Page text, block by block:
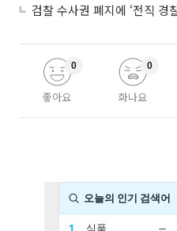
좋아요
0
화나요
0